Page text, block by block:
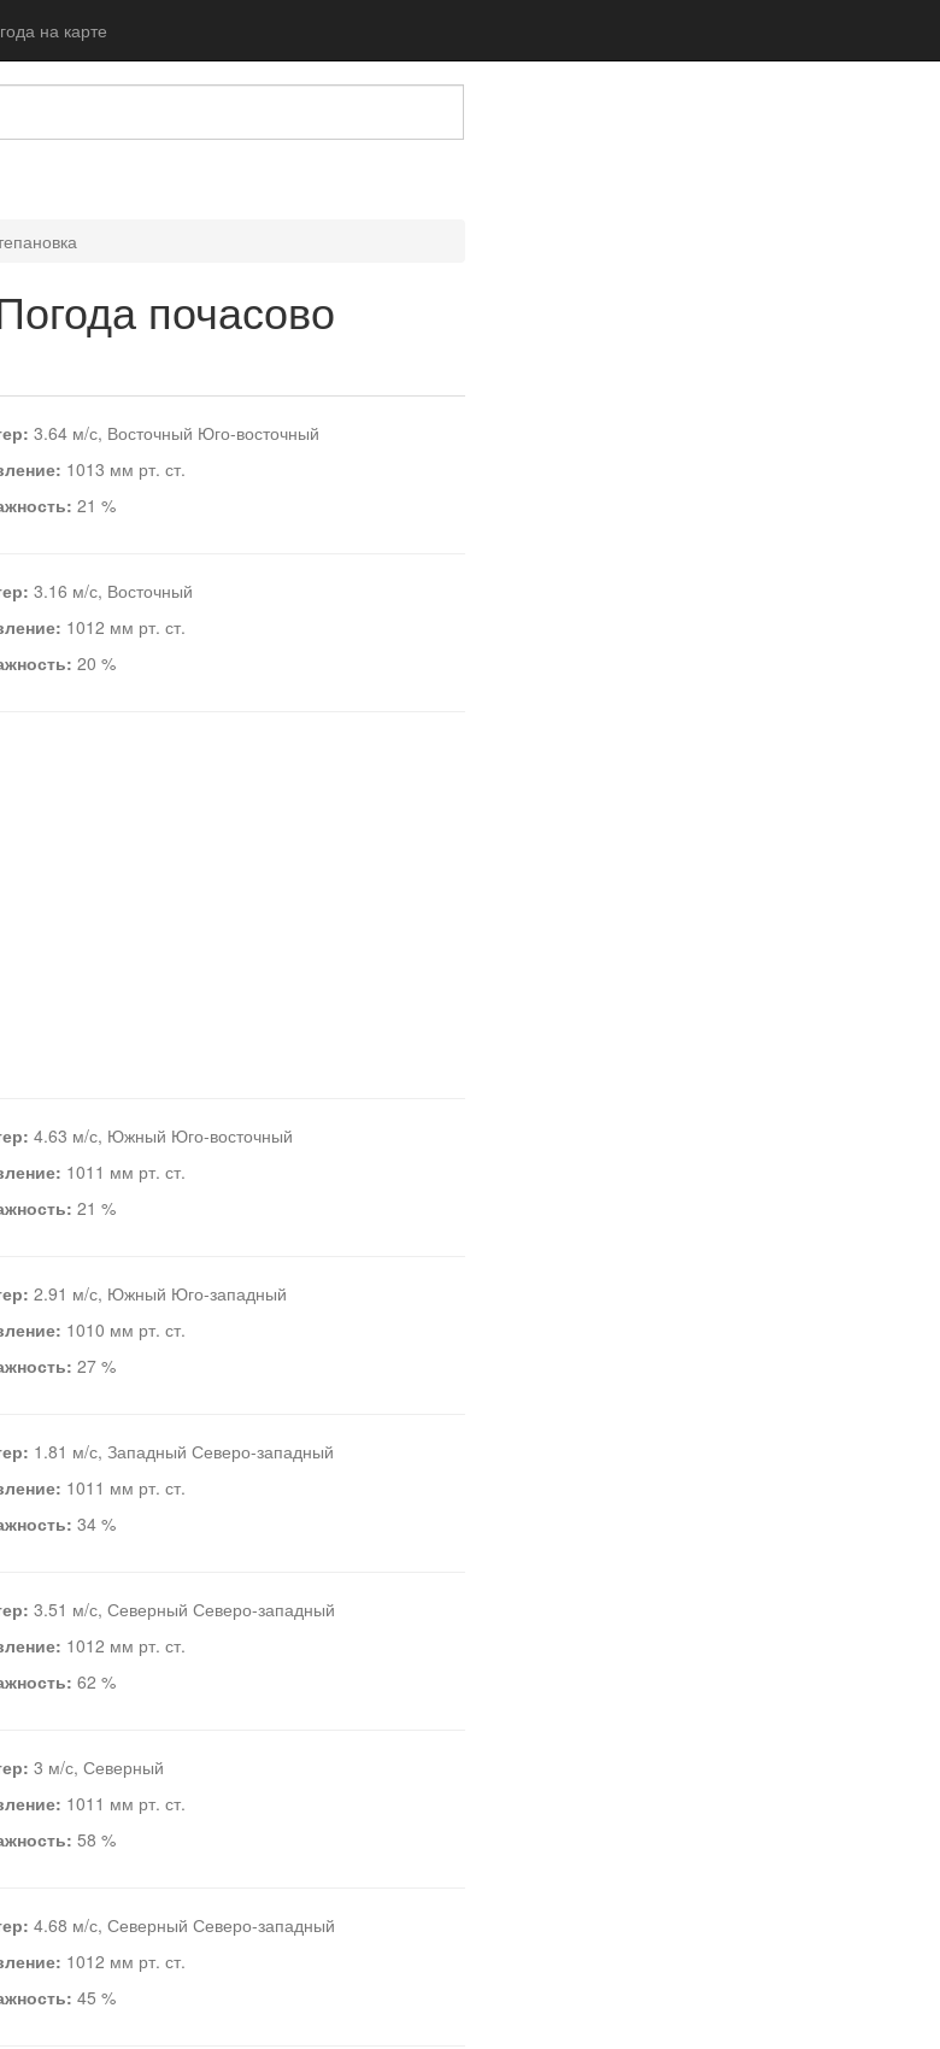
на карте
почасово
3.64 м/с, Восточный Юго-восточный
1013 мм рт. ст.
21 %
3.16 м/с, Восточный
1012 мм рт. ст.
20 %
4.63 м/с, Южный Юго-восточный
1011 мм рт. ст.
21 %
2.91 м/с, Южный Юго-западный
1010 мм рт. ст.
27 %
1.81 м/с, Западный Северо-западный
1011 мм рт. ст.
34 %
3.51 м/с, Северный Северо-западный
1012 мм рт. ст.
62 %
3 м/с, Северный
1011 мм рт. ст.
58 %
4.68 м/с, Северный Северо-западный
1012 мм рт. ст.
45 %